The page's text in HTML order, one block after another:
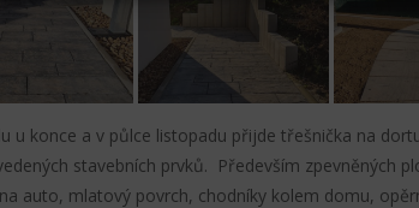
u konce a v půlce listopadu přijde třešnička na
stavebních prvků. Především zpevněných
auto, mlatový povrch, chodníky kolem domu,